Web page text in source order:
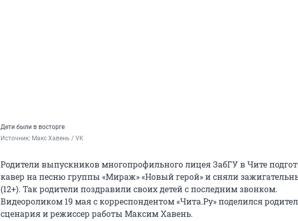
Дети были в восторге
Источник: Макс Хавень / VK
Родители выпускников многопрофильного лицея ЗабГУ в Чите
кавер на песню группы «Мираж» «Новый герой» и сняли
(12+). Так родители поздравили своих детей с последним звонком.
Видеороликом 19 мая с корреспондентом «Чита.Ру» поделился
сценария и режиссер работы Максим Хавень.